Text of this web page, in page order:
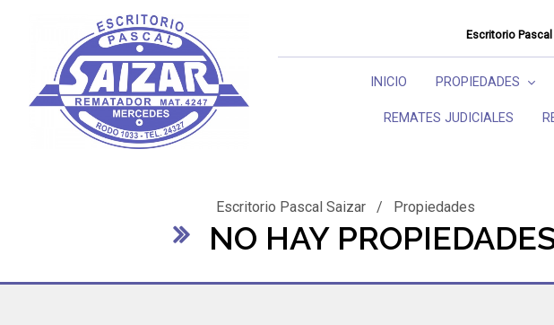
Escritorio Pascal
INICIO PROPIEDADES
REMATES JUDICIALES
Escritorio Pascal Saizar / Propiedades
NO HAY